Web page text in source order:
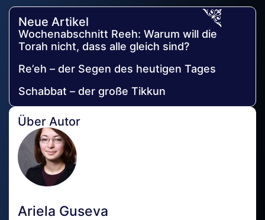
Neue Artikel
Wochenabschnitt Reeh: Warum will die
Torah nicht, dass alle gleich sind?
Re’eh – der Segen des heutigen Tages
Schabbat – der große Tikkun
Über Autor
Ariela Guseva